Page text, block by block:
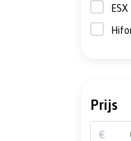
ESX
Prijs
€